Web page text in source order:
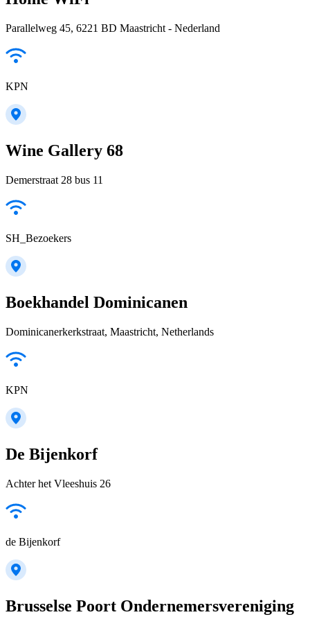
Parallelweg 45, 6221 BD Maastricht - Nederland
KPN
Wine Gallery 68
Demerstraat 28 bus 11
SH_Bezoekers
Boekhandel Dominicanen
Dominicanerkerkstraat, Maastricht, Netherlands
KPN
De Bijenkorf
Achter het Vleeshuis 26
de Bijenkorf
Brusselse Poort Ondernemersvereniging